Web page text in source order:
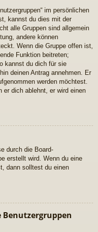
im persönlichen
kannst du dies mit der
alle Gruppen sind allgemein
andere können
Wenn die Gruppe offen ist,
Funktion beitreten;
kannst du dich für sie
deinen Antrag annehmen. Er
werden möchtest.
er dich ablehnt, er wird einen
durch die Board-
erstellt wird. Wenn du eine
dann solltest du einen
Benutzergruppen